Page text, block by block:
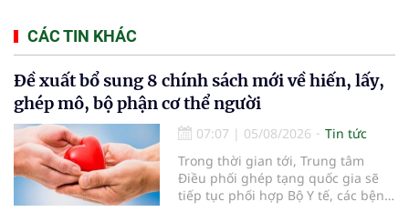
CÁC TIN KHÁC
Đề xuất bổ sung 8 chính sách mới về hiến, lấy,
ghép mô, bộ phận cơ thể người
07:07 | 05/08/2026
Tin tức
Trong thời gian tới, Trung tâm
Điều phối ghép tạng quốc gia sẽ
tiếp tục phối hợp Bộ Y tế, các bệnh